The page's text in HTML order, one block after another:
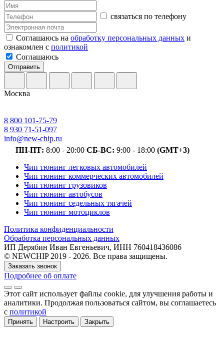
связаться по телефону
Соглашаюсь на обработку персональных данных и
ознакомлен с политикой
Соглашаюсь
Отправить
Москва
8 800 101-75-79
8 930 71-51-097
info@new-chip.ru
ПН-ПТ: 8:00 - 20:00 СБ-ВС: 9:00 - 18:00 (GMT+3)
Чип тюнинг легковых автомобилей
Чип тюнинг коммерческих автомобилей
Чип тюнинг грузовиков
Чип тюнинг автобусов
Чип тюнинг седельных тягачей
Чип тюнинг мотоциклов
Политика конфиденциальности
Обработка персональных данных
ИП Дерябин Иван Евгеньевич, ИНН 760418436086
© NEWCHIP 2019 - 2026. Все права защищены.
Заказать звонок
Подробнее об оплате
Этот сайт использует файлы cookie, для улучшения работы и
аналитики. Продолжая пользоваться сайтом, вы соглашаетесь
с политикой
Принять Настроить Закрыть